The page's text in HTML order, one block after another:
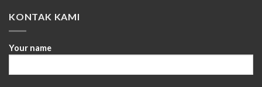
KONTAK KAMI
Your name